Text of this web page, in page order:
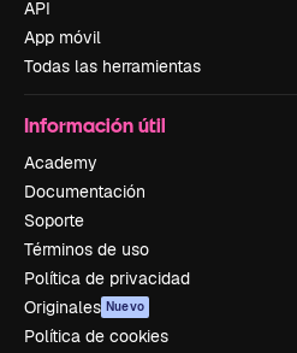
API
App móvil
Todas las herramientas
Información útil
Academy
Documentación
Soporte
Términos de uso
Política de privacidad
Originales Nuevo
Política de cookies